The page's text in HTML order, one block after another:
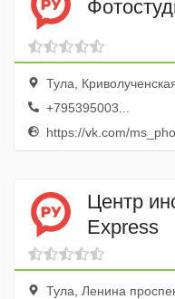
Тула,
+795395003...
https://vk.com/
Центр
Express
Тула, Ленина